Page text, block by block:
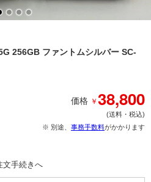
256GB ファントムシルバー SC-
価格 ￥38,800
(送料・税込)
※ 別途、 事務手数料がかかります